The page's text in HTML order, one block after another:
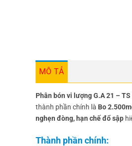
MÔ TẢ
Phân bón vi lượng G.A 21 – TS
thành phần chính là Bo
nghẹn đòng, hạn chế đổ sập
Thành phần chính: